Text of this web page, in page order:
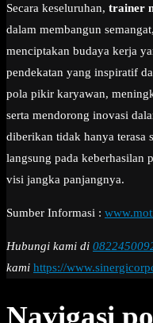
Secara keseluruhan, trainer
dalam membangun
menciptakan budaya kerja
pendekatan yang inspiratif
pola pikir karyawan,
serta mendorong inovasi
diberikan tidak hanya terasa
langsung pada keberhasilan
visi jangka panjangnya.
Sumber Informasi :
Hubungi kami di
kami https://
Navigasi